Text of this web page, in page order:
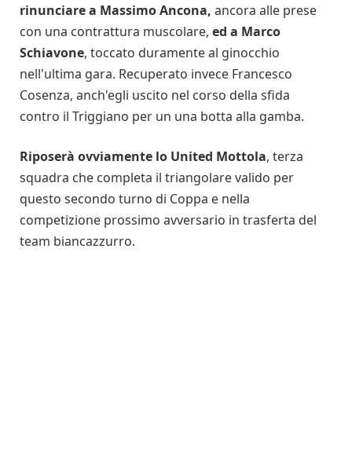
rinunciare a Massimo Ancona, ancora alle prese
con una contrattura muscolare, ed a Marco
Schiavone, toccato duramente al ginocchio
nell'ultima gara. Recuperato invece Francesco
Cosenza, anch'egli uscito nel corso della sfida
contro il Triggiano per un una botta alla gamba.
Riposerà ovviamente lo United Mottola, terza
squadra che completa il triangolare valido per
questo secondo turno di Coppa e nella
competizione prossimo avversario in trasferta del
team biancazzurro.